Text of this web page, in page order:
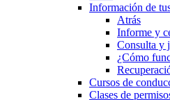
Información de
Atrás
Informe y
Consulta y
¿Cómo
Cursos de
Clases de